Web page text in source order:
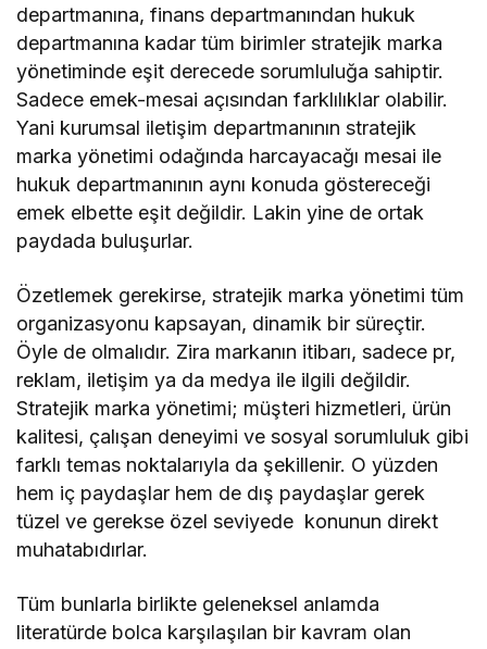
departmanına, finans departmanından hukuk
departmanına kadar tüm birimler stratejik marka
yönetiminde eşit derecede sorumluluğa sahiptir.
Sadece emek-mesai açısından farklılıklar olabilir.
Yani kurumsal iletişim departmanının stratejik
marka yönetimi odağında harcayacağı mesai ile
hukuk departmanının aynı konuda göstereceği
emek elbette eşit değildir. Lakin yine de ortak
paydada buluşurlar.
Özetlemek gerekirse, stratejik marka yönetimi tüm
organizasyonu kapsayan, dinamik bir süreçtir.
Öyle de olmalıdır. Zira markanın itibarı, sadece pr,
reklam, iletişim ya da medya ile ilgili değildir.
Stratejik marka yönetimi; müşteri hizmetleri, ürün
kalitesi, çalışan deneyimi ve sosyal sorumluluk gibi
farklı temas noktalarıyla da şekillenir. O yüzden
hem iç paydaşlar hem de dış paydaşlar gerek
tüzel ve gerekse özel seviyede konunun direkt
muhatabıdırlar.
Tüm bunlarla birlikte geleneksel anlamda
literatürde bolca karşılaşılan bir kavram olan